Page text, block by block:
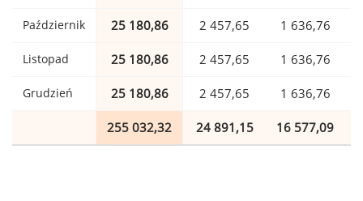
Październik 25 180,86 2 457,65 1 636,76
Listopad 25 180,86 2 457,65 1 636,76
Grudzień 25 180,86 2 457,65 1 636,76
255 032,32 24 891,15 16 577,09